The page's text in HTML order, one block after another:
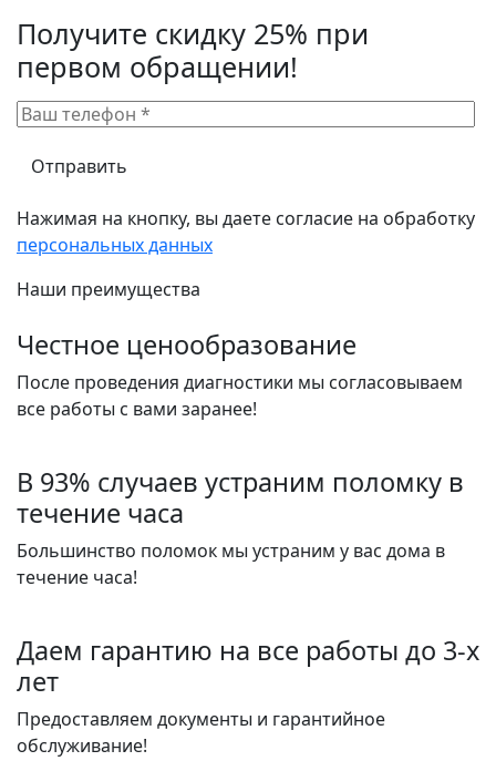
Получите скидку 25% при
первом обращении!
Нажимая на кнопку, вы даете согласие на обработку
персональных данных
Наши преимущества
Честное ценообразование
После проведения диагностики мы согласовываем
все работы с вами заранее!
В 93% случаев устраним поломку в
течение часа
Большинство поломок мы устраним у вас дома в
течение часа!
Даем гарантию на все работы до 3-х
лет
Предоставляем документы и гарантийное
обслуживание!